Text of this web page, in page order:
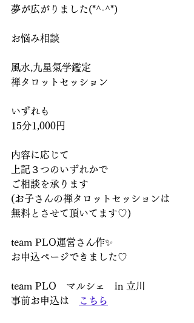
夢が広がりました(*^-^*)
お悩み相談
風水,九星氣学鑑定
禅タロットセッション
いずれも
15分1,000円
内容に応じて
上記３つのいずれかで
ご相談を承ります
(お子さんの禅タロットセッションは
無料とさせて頂いてます♡)
team PLO運営さん作✨
お申込ページできました♡
team PLO　マルシェ　in 立川
事前お申込は
こちら